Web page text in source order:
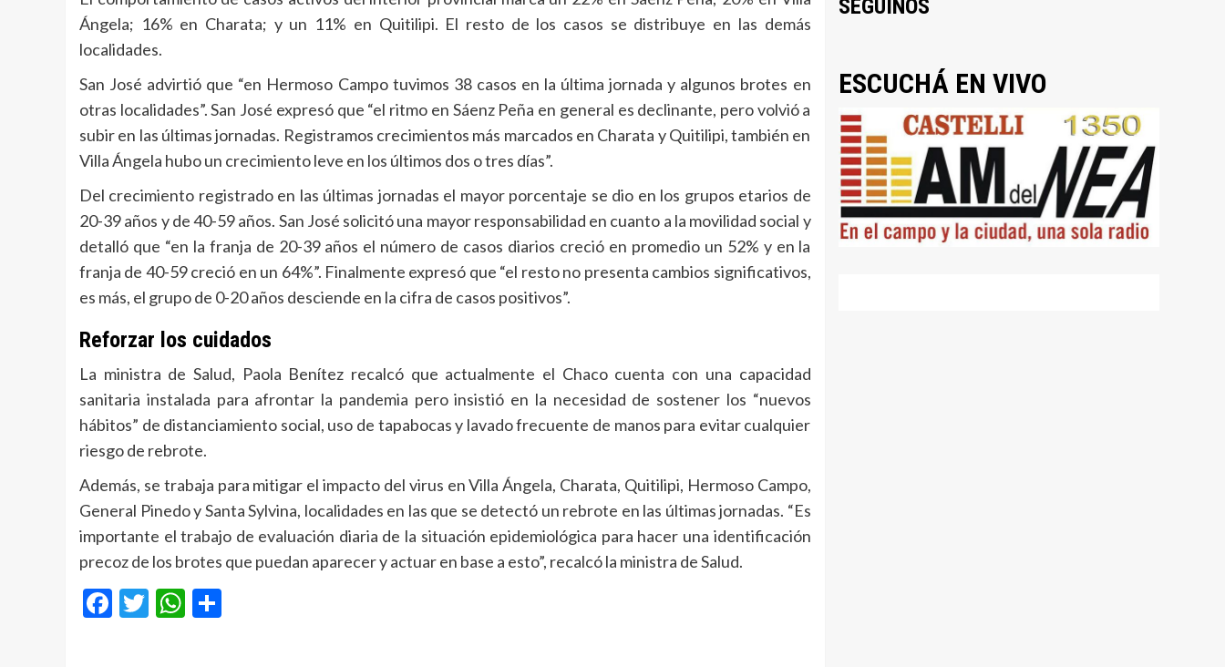
Ángela; 16% en Charata; y un 11% en Quitilipi. El resto de los casos se distribuye en las demás
localidades.
San José advirtió que “en Hermoso Campo tuvimos 38 casos en la última jornada y algunos brotes en
otras localidades”. San José expresó que “el ritmo en Sáenz Peña en general es declinante, pero volvió a
subir en las últimas jornadas. Registramos crecimientos más marcados en Charata y Quitilipi, también en
Villa Ángela hubo un crecimiento leve en los últimos dos o tres días”.
Del crecimiento registrado en las últimas jornadas el mayor porcentaje se dio en los grupos etarios de
20-39 años y de 40-59 años. San José solicitó una mayor responsabilidad en cuanto a la movilidad social y
detalló que “en la franja de 20-39 años el número de casos diarios creció en promedio un 52% y en la
franja de 40-59 creció en un 64%”. Finalmente expresó que “el resto no presenta cambios significativos,
es más, el grupo de 0-20 años desciende en la cifra de casos positivos”.
Reforzar los cuidados
La ministra de Salud, Paola Benítez recalcó que actualmente el Chaco cuenta con una capacidad
sanitaria instalada para afrontar la pandemia pero insistió en la necesidad de sostener los “nuevos
hábitos” de distanciamiento social, uso de tapabocas y lavado frecuente de manos para evitar cualquier
riesgo de rebrote.
Además, se trabaja para mitigar el impacto del virus en Villa Ángela, Charata, Quitilipi, Hermoso Campo,
General Pinedo y Santa Sylvina, localidades en las que se detectó un rebrote en las últimas jornadas. “Es
importante el trabajo de evaluación diaria de la situación epidemiológica para hacer una identificación
precoz de los brotes que puedan aparecer y actuar en base a esto”, recalcó la ministra de Salud.
Facebook
TwitterWhatsApp
SEGUINOS
ESCUCHÁ EN VIVO